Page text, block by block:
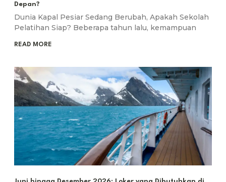
Depan?
Dunia Kapal Pesiar Sedang Berubah, Apakah Sekolah
Pelatihan Siap? Beberapa tahun lalu, kemampuan
READ MORE